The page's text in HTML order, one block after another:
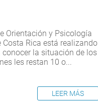
Orientación y Psicología
Costa Rica está realizando
conocer la situación de los
les restan 10 o...
LEER MÁS